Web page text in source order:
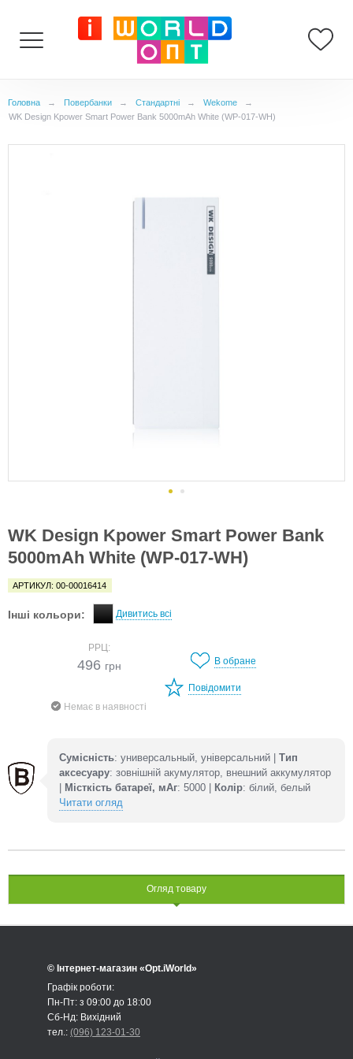
Головна → Повербанки → Стандартні → Wekome
→
WK Design Kpower Smart Power Bank 5000mAh White (WP-017-WH)
WK Design Kpower Smart Power Bank
5000mAh White (WP-017-WH)
АРТИКУЛ: 00-00016414
Інші кольори: Дивитись всі
РРЦ:
496 грн
Немає в наявності
В обране
Повідомити
Сумісність: универсальный, універсальний | Тип
аксесуару: зовнішній акумулятор, внешний аккумулятор
Місткість батареї, мАг: 5000 | Колір: білий, белый
Читати огляд
Огляд товару
© Інтернет-магазин «Opt.iWorld»
Графік роботи:
Пн-Пт: з 09:00 до 18:00
Сб-Нд: Вихідний
тел.: (096) 123-01-30